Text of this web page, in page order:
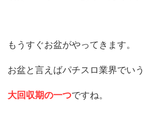
もうすぐお盆がやってきます。
お盆と言えばパチスロ業界でいう
大回収期の一つですね。